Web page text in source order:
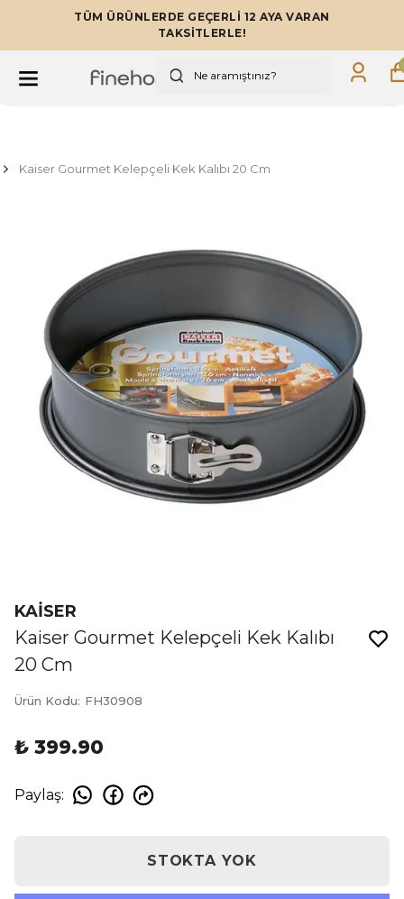
TÜM ÜRÜNLERDE GEÇERLİ 12 AYA VARAN
TAKSİTLERLE!
Kaiser Gourmet Kelepçeli Kek Kalıbı 20 Cm
KAİSER
Kaiser Gourmet Kelepçeli Kek Kalıbı
20 Cm
Ürün Kodu: FH30908
₺ 399.90
Paylaş:
STOKTA YOK